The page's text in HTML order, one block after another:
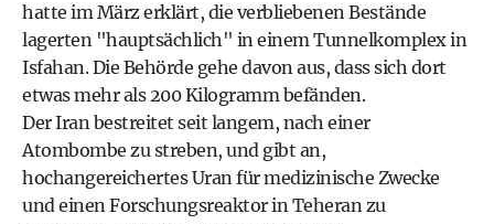
hatte im März erklärt, die verbliebenen Bestände
lagerten "hauptsächlich" in einem Tunnelkomplex in
Isfahan. Die Behörde gehe davon aus, dass sich dort
etwas mehr als 200 Kilogramm befänden.
Der Iran bestreitet seit langem, nach einer
Atombombe zu streben, und gibt an,
hochangereichertes Uran für medizinische Zwecke
und einen Forschungsreaktor in Teheran zu